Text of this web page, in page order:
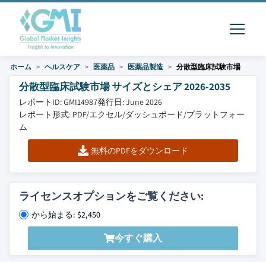
ホーム ヘルスケア 医薬品 医薬品製造 分散型臨床試験市場
分散型臨床試験市場 サイズとシェア 2026-2035
レポートID: GMI14987発行日: June 2026
レポート形式: PDF/エクセル/ダッシュボード/プラットフォー
ム
無料のPDFをダウンロード
ライセンスオプションをご覧ください:
から始まる: $2,450
今すぐ購入